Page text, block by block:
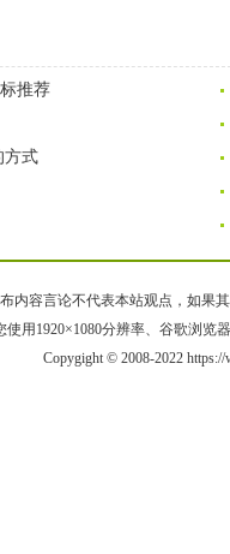
推荐
方式
内容言论不代表本站观点，如果
使用1920×1080分辨率、谷歌浏览
Copygight © 2008-2022